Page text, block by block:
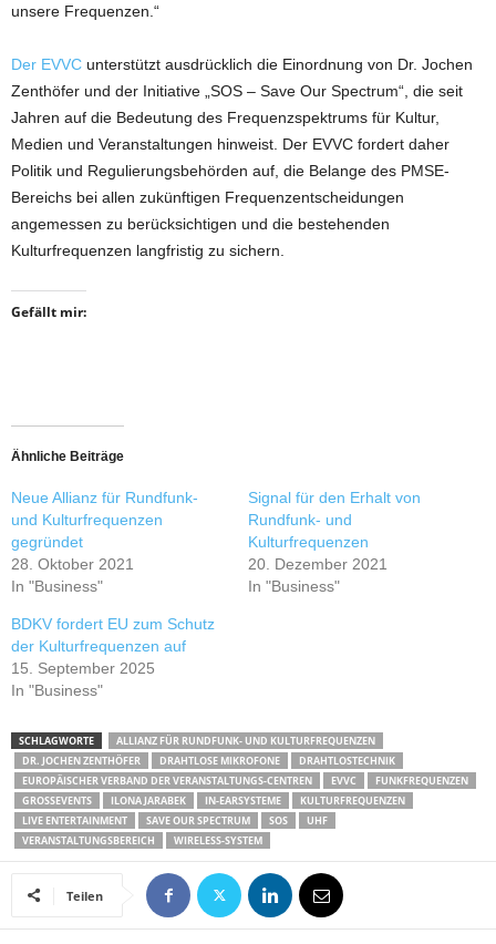
unsere Frequenzen.“
Der EVVC unterstützt ausdrücklich die Einordnung von Dr. Jochen
Zenthöfer und der Initiative „SOS – Save Our Spectrum“, die seit
Jahren auf die Bedeutung des Frequenzspektrums für Kultur,
Medien und Veranstaltungen hinweist. Der EVVC fordert daher
Politik und Regulierungsbehörden auf, die Belange des PMSE-
Bereichs bei allen zukünftigen Frequenzentscheidungen
angemessen zu berücksichtigen und die bestehenden
Kulturfrequenzen langfristig zu sichern.
Gefällt mir:
Ähnliche Beiträge
Neue Allianz für Rundfunk-
und Kulturfrequenzen
gegründet
28. Oktober 2021
In "Business"
Signal für den Erhalt von
Rundfunk- und
Kulturfrequenzen
20. Dezember 2021
In "Business"
BDKV fordert EU zum Schutz
der Kulturfrequenzen auf
15. September 2025
In "Business"
SCHLAGWORTE
ALLIANZ FÜR RUNDFUNK- UND KULTURFREQUENZEN
DR. JOCHEN ZENTHÖFER
DRAHTLOSE MIKROFONE
DRAHTLOSTECHNIK
EUROPÄISCHER VERBAND DER VERANSTALTUNGS-CENTREN
EVVC
FUNKFREQUENZEN
GROSSEVENTS
ILONA JARABEK IN-EARSYSTEME
KULTURFREQUENZEN
LIVE ENTERTAINMENT
SAVE OUR SPECTRUM SOS
UHF
VERANSTALTUNGSBEREICH
WIRELESS-SYSTEM
Teilen